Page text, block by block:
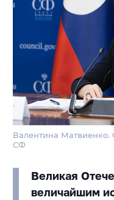
Валентина
СФ
Великая
величайшим